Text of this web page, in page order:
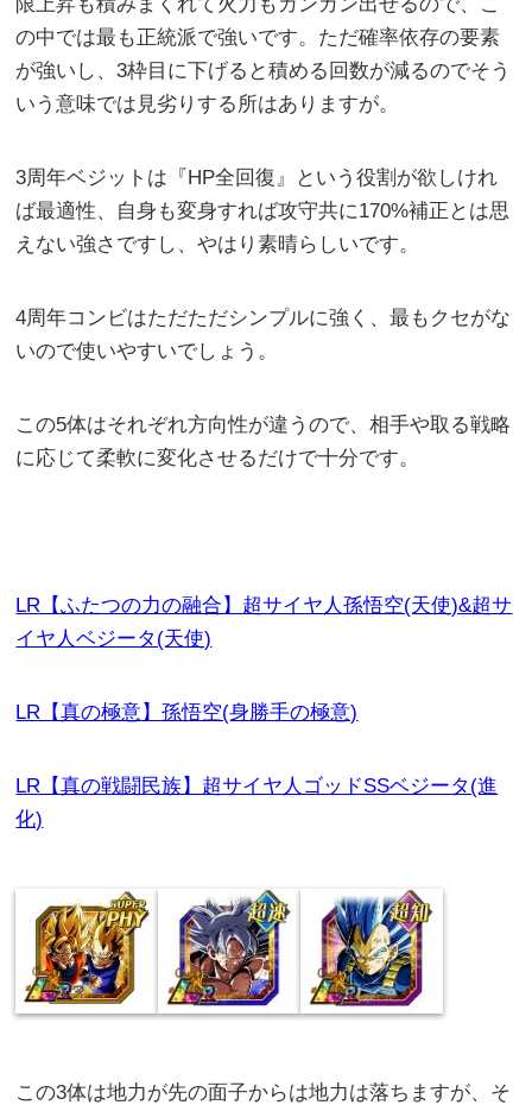
の中では最も正統派で強いです。ただ確率依存の要素
が強いし、3枠目に下げると積める回数が減るのでそう
いう意味では見劣りする所はありますが。
3周年ベジットは『HP全回復』という役割が欲しけれ
ば最適性、自身も変身すれば攻守共に170%補正とは思
えない強さですし、やはり素晴らしいです。
4周年コンビはただただシンプルに強く、最もクセがな
いので使いやすいでしょう。
この5体はそれぞれ方向性が違うので、相手や取る戦略
に応じて柔軟に変化させるだけで十分です。
LR【ふたつの力の融合】超サイヤ人孫悟空(天使)&超サ
イヤ人ベジータ(天使)
LR【真の極意】孫悟空(身勝手の極意)
LR【真の戦闘民族】超サイヤ人ゴッドSSベジータ(進
化)
この3体は地力が先の面子からは地力は落ちますが、そ